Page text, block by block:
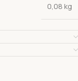
0,08 kg